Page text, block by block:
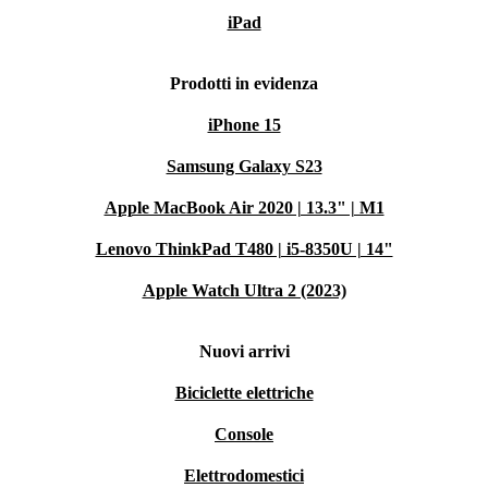
iPad
Prodotti in evidenza
iPhone 15
Samsung Galaxy S23
Apple MacBook Air 2020 | 13.3" | M1
Lenovo ThinkPad T480 | i5-8350U | 14"
Apple Watch Ultra 2 (2023)
Nuovi arrivi
Biciclette elettriche
Console
Elettrodomestici